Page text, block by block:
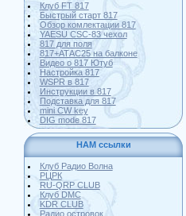
Клуб FT 817
Быстрый старт 817
Обзор комлектации 817
YAESU CSC-83 чехол
817 для поля
817+АТАС25 на балконе
Видео о 817 Ютуб
Настройка 817
WSPR в 817
Инструкции в 817
Подставка для 817
mini CW key
DIG mode 817
HAM ссылки
Клуб Радио Волна
РЦРК
RU-QRP CLUB
Клуб DMC
KDR CLUB
Радио островок